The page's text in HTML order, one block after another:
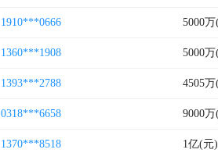
1910***0666 5000
1360***1908 5000
1393***2788 4505
0318***6658 9000
1370***8518 1亿(元)